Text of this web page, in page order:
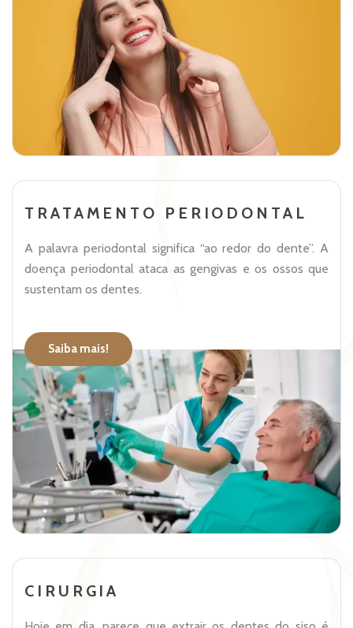
TRATAMENTO PERIODONTAL
A palavra periodontal significa “ao redor do dente”. A
doença periodontal ataca as gengivas e os ossos que
sustentam os dentes.
Saiba mais!
CIRURGIA